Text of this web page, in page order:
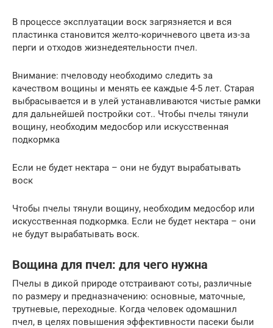
В процессе эксплуатации воск загрязняется и вся
пластинка становится желто-коричневого цвета из-за
перги и отходов жизнедеятельности пчел.
Внимание: пчеловоду необходимо следить за
качеством вощины и менять ее каждые 4-5 лет. Старая
выбрасывается и в улей устанавливаются чистые рамки
для дальнейшей постройки сот.. Чтобы пчелы тянули
вощину, необходим медосбор или искусственная
подкормка
Если не будет нектара – они не будут вырабатывать
воск
Чтобы пчелы тянули вощину, необходим медосбор или
искусственная подкормка. Если не будет нектара – они
не будут вырабатывать воск.
Вощина для пчел: для чего нужна
Пчелы в дикой природе отстраивают соты, различные
по размеру и предназначению: основные, маточные,
трутневые, переходные. Когда человек одомашнил
пчел, в целях повышения эффективности пасеки были